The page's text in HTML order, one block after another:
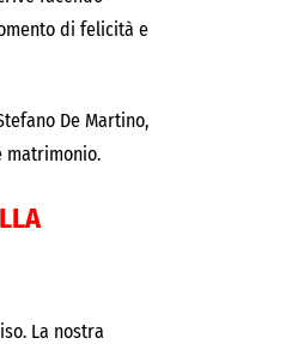
di felicità e
De Martino,
matrimonio.
La nostra